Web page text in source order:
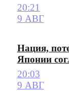
20:21
9 АВГ
Нация,
Японии
20:03
9 АВГ